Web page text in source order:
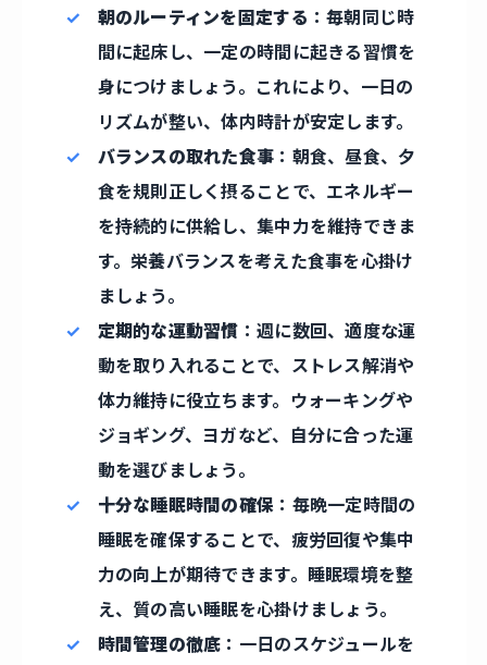
朝のルーティンを固定する ：毎朝同じ時
間に起床し、一定の時間に起きる習慣を
身につけましょう。これにより、一日の
リズムが整い、体内時計が安定します。
バランスの取れた食事 ：朝食、昼食、夕
食を規則正しく摂ることで、エネルギー
を持続的に供給し、集中力を維持できま
す。栄養バランスを考えた食事を心掛け
ましょう。
定期的な運動習慣 ：週に数回、適度な運
動を取り入れることで、ストレス解消や
体力維持に役立ちます。ウォーキングや
ジョギング、ヨガなど、自分に合った運
動を選びましょう。
十分な睡眠時間の確保 ：毎晩一定時間の
睡眠を確保することで、疲労回復や集中
力の向上が期待できます。睡眠環境を整
え、質の高い睡眠を心掛けましょう。
時間管理の徹底 ：一日のスケジュールを